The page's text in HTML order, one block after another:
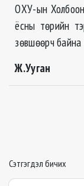
ОХУ-ын
ёсны төрийн
зөвшөөрч байна
Ж.Ууган
Сэтгэгдэл бичих